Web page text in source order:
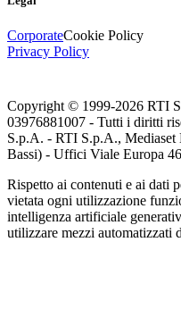
CorporateCookie Policy
Privacy Policy
Copyright © 1999-2026 RTI
03976881007 - Tutti i diritti
S.p.A. - RTI S.p.A., Mediaset
Bassi) - Uffici Viale Europa
Rispetto ai contenuti e ai dati
vietata ogni utilizzazione
intelligenza artificiale
utilizzare mezzi automatizzati